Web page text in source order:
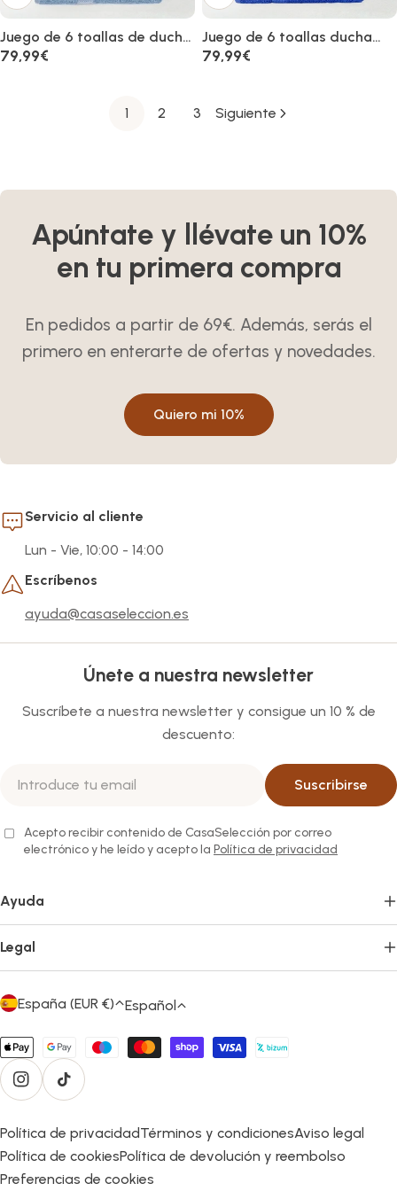
Juego de 6 toallas de ducha
grandes azul 100% algodón
Precio
79,99€
Juego de 6 toallas ducha
grandes azul oscuro 100%
Precio
79,99€
1 2 3 Siguiente
Apúntate y llévate un 10%
en tu primera compra
En pedidos a partir de 69€. Además, serás el
primero en enterarte de ofertas y novedades.
Quiero mi 10%
Servicio al cliente
Lun - Vie, 10:00 - 14:00
Escríbenos
ayuda@casaseleccion.es
Únete a nuestra newsletter
Suscríbete a nuestra newsletter y consigue un 10 % de
descuento:
Suscribirse
Acepto recibir contenido de CasaSelección por correo
electrónico y he leído y acepto la Política de privacidad
Ayuda
Legal
País/región España (EUR €) Idioma
Español
Métodos
de
pagoInstagram
TikTok
Política de privacidadTérminos y condicionesAviso legal
Política de cookiesPolítica de devolución y reembolso
Preferencias de cookies